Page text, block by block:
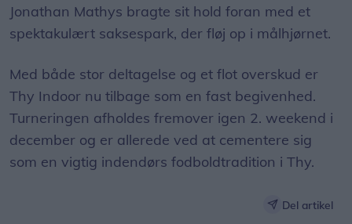
Jonathan Mathys bragte sit hold foran med et
spektakulært saksespark, der fløj op i målhjørnet.
Med både stor deltagelse og et flot overskud er
Thy Indoor nu tilbage som en fast begivenhed.
Turneringen afholdes fremover igen 2. weekend i
december og er allerede ved at cementere sig
som en vigtig indendørs fodboldtradition i Thy.
Del artikel